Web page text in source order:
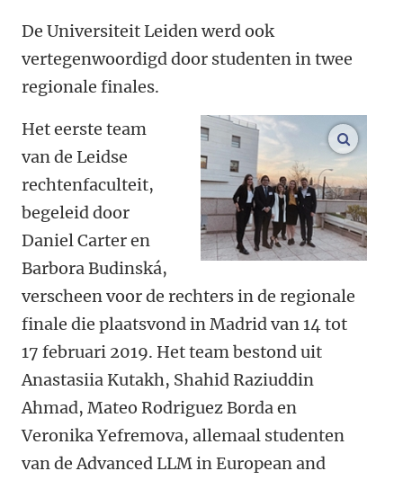
De Universiteit Leiden werd ook
vertegenwoordigd door studenten in twee
regionale finales.
Het eerste team
van de Leidse
rechtenfaculteit,
begeleid door
Daniel Carter en
Barbora Budinská,
verscheen voor de rechters in de regionale
finale die plaatsvond in Madrid van 14 tot
17 februari 2019. Het team bestond uit
Anastasiia Kutakh, Shahid Raziuddin
Ahmad, Mateo Rodriguez Borda en
Veronika Yefremova, allemaal studenten
van de Advanced LLM in European and